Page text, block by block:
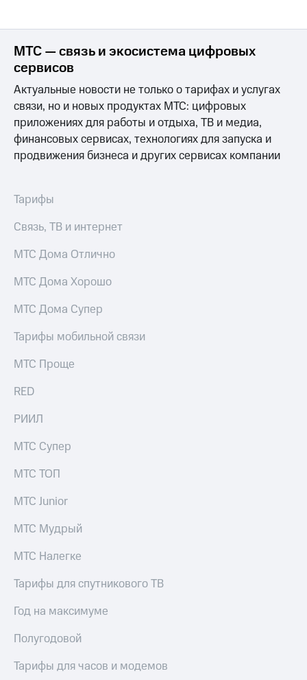
МТС — связь и экосистема цифровых
сервисов
Актуальные новости не только о тарифах и услугах
связи, но и новых продуктах МТС: цифровых
приложениях для работы и отдыха, ТВ и медиа,
финансовых сервисах, технологиях для запуска и
продвижения бизнеса и других сервисах компании
Тарифы
Связь, ТВ и интернет
МТС Дома Отлично
МТС Дома Хорошо
МТС Дома Супер
Тарифы мобильной связи
МТС Проще
RED
РИИЛ
МТС Супер
МТС ТОП
МТС Junior
МТС Мудрый
МТС Налегке
Тарифы для спутникового ТВ
Год на максимуме
Полугодовой
Тарифы для часов и модемов